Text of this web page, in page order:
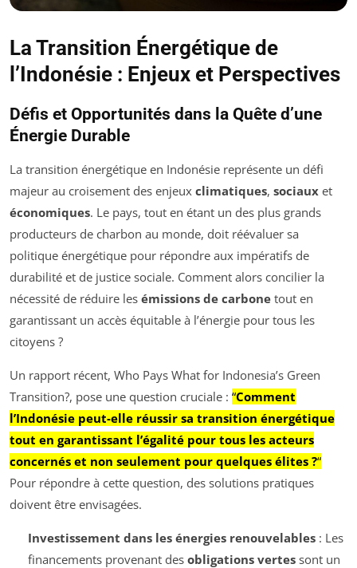
La Transition Énergétique de
l’Indonésie : Enjeux et Perspectives
Défis et Opportunités dans la Quête d’une
Énergie Durable
La transition énergétique en Indonésie représente un défi
majeur au croisement des enjeux climatiques, sociaux et
économiques. Le pays, tout en étant un des plus grands
producteurs de charbon au monde, doit réévaluer sa
politique énergétique pour répondre aux impératifs de
durabilité et de justice sociale. Comment alors concilier la
nécessité de réduire les émissions de carbone tout en
garantissant un accès équitable à l’énergie pour tous les
citoyens ?
Un rapport récent, Who Pays What for Indonesia’s Green
Transition?, pose une question cruciale : “Comment
l’Indonésie peut-elle réussir sa transition énergétique
tout en garantissant l’égalité pour tous les acteurs
concernés et non seulement pour quelques élites ?“
Pour répondre à cette question, des solutions pratiques
doivent être envisagées.
Investissement dans les énergies renouvelables: Les
financements provenant des obligations vertessont un